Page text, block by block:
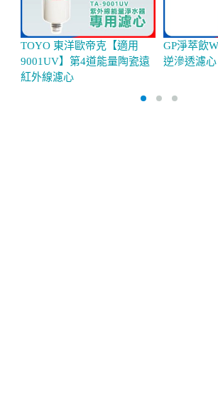
TOYO 東洋歐帝克【適用
9001UV】第4道能量陶瓷遠
紅外線濾心
GP淨萃飲
逆滲透濾心